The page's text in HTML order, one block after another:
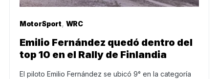
MotorSport WRC
Emilio Fernández quedó dentro del
top 10 en el Rally de Finlandia
El piloto Emilio Fernández se ubicó 9° en la categoría